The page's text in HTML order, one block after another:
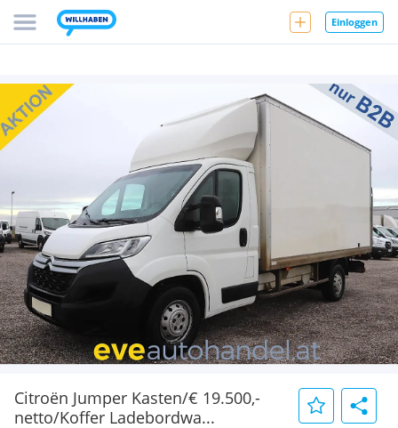
Einloggen
Citroën Jumper Kasten/€ 19.500,-
netto/Koffer Ladebordwa...